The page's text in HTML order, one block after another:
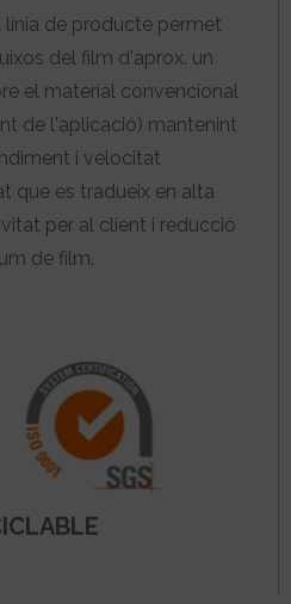
línia de producte permet
del film d'aprox. un
el material convencional
de l'aplicació) mantenint
i velocitat
que es tradueix en alta
per al client i reducció
de film.